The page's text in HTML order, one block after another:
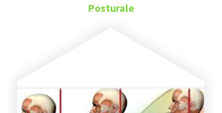
Posturale